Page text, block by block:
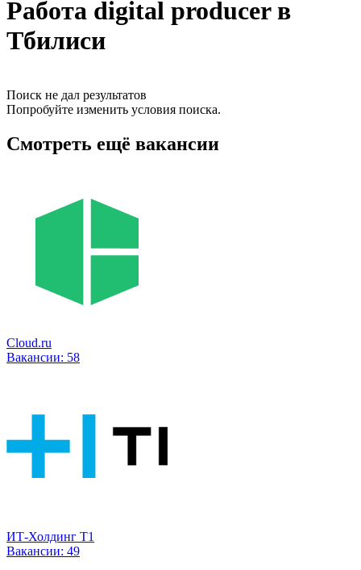
Работа digital producer в
Тбилиси
Поиск не дал результатов
Попробуйте изменить условия поиска.
Смотреть ещё вакансии
Cloud.ru
Вакансии: 58
ИТ-Холдинг Т1
Вакансии: 49